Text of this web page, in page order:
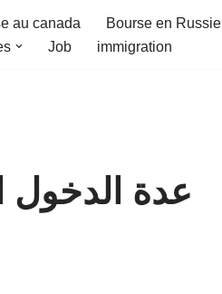
au canada Bourse en Russie
Job immigration
عدة الدخول